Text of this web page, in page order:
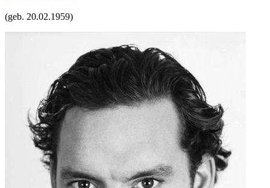
(geb. 20.02.1959)